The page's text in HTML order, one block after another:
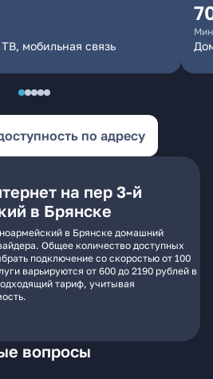
мобильная связь
по адресу
на пер 3-й
в Брянске
в Брянске домашний
Общее количество доступных
подключение со скоростью от 100
варьируются от 600 до 2190 рублей в
тариф, учитывая
вопросы